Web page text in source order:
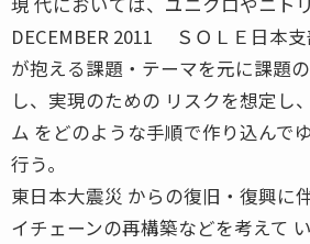
DECEMBER 2011 ＳＯＬＥ日本
が抱える課題・テーマを元に課題
し、実現のための リスクを想定し
ム をどのような手順で作り込んで
行う。
東日本大震災 からの復旧・復興に
イチェーンの再構築などを考えて い